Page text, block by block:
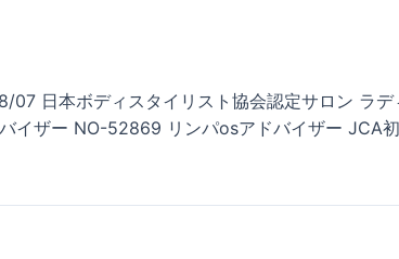
日本ボディスタイリスト協会認定サロン ラ
イザー NO-52869 リンパosアドバイザー JCA